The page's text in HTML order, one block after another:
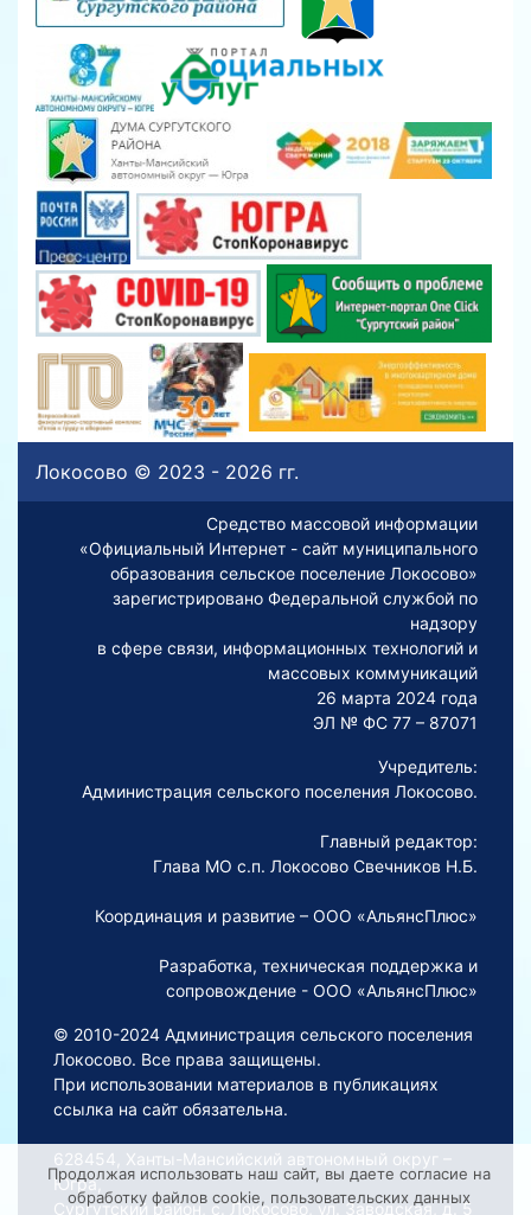
Локосово © 2023 - 2026 гг.
Средство массовой информации
«Официальный Интернет - сайт муниципального
образования сельское поселение Локосово»
зарегистрировано Федеральной службой по
надзору
в сфере связи, информационных технологий и
массовых коммуникаций
26 марта 2024 года
ЭЛ № ФС 77 – 87071
Учредитель:
Администрация сельского поселения Локосово.
Главный редактор:
Глава МО с.п. Локосово Свечников Н.Б.
Координация и развитие – ООО «АльянсПлюс»
Разработка, техническая поддержка и
сопровождение - ООО «АльянсПлюс»
© 2010-2024 Администрация сельского поселения
Локосово. Все права защищены.
При использовании материалов в публикациях
ссылка на сайт обязательна.
628454, Ханты-Мансийский автономный округ –
Югра,
Сургутский район, с. Локосово, ул. Заводская, д. 5
Продолжая использовать наш сайт, вы даете согласие на
обработку файлов cookie, пользовательских данных